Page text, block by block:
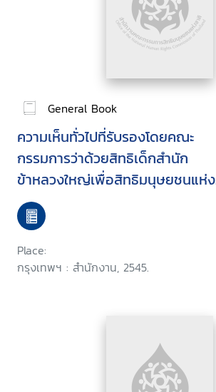
General Book
ความเห็นทั่วไปที่รับรองโดยคณะ
กรรมการว่าด้วยสิทธิเด็กสำนัก
ข้าหลวงใหญ่เพื่อสิทธิมนุษยชนแห่ง
สหประชาชาติ
Place:
กรุงเทพฯ : สำนักงาน, 2545.